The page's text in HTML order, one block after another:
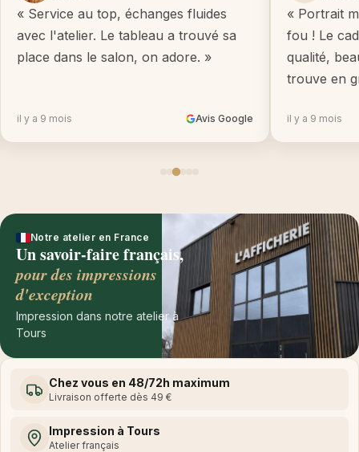
« Service au top, échanges fluides
avec l'atelier. Le tableau a trouvé sa
place dans le salon, on adore. »
il y a 9 mois Avis Google
« Portrait
fou ! Le
qualité,
trouve en
il y a 9 mois
Notre atelier en France
Un savoir-faire français,
pour des impressions
d'exception
Impression dans notre atelier à
Tours
Chez vous en 48/72h maximum
Livraison offerte dès 49 €
Impression à Tours
Atelier français